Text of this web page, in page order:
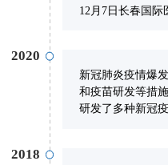
12月7日长春国
2020
新冠肺炎疫情爆
和疫苗研发等措
研发了多种新冠疫
2018